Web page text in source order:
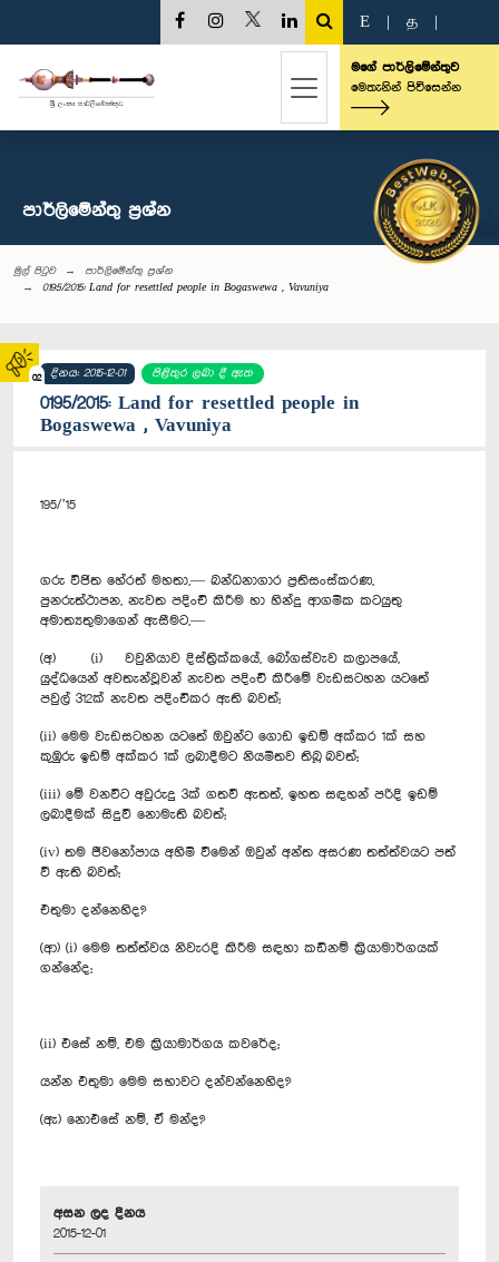
02
E த
මගේ පාර්ලිමේන්තුව
මෙතැනින් පිවිසෙන්න
පාර්ලි‌මේන්තු‌ ප්‍රශ්න
මුල් පිටුව
පාර්ලි‌මේන්තු‌ ප්‍රශ්න
0195/2015: Land for resettled people in Bogaswewa , Vavuniya
දිනය: 2015-12-01 පිළිතුර ලබා දී ඇත
0195/2015: Land for resettled people in
Bogaswewa , Vavuniya
195/’15
ගරු විජිත හේරත් මහතා,— බන්ධනාගාර ප්‍රතිසංස්කරණ,
පුනරුත්ථාපන, නැවත පදිංචි කිරීම හා හින්දු ආගමික කටයුතු
අමාත්‍යතුමාගෙන් ඇසීමට,—
(අ) (i) වවුනියාව දිස්ත්‍රික්කයේ, බෝගස්වැව කලාපයේ,
යුද්ධයෙන් අවතැන්වූවන් නැවත පදිංචි කිරීමේ වැඩසටහන යටතේ
පවුල් 312ක් නැවත පදිංචිකර ඇති බවත්;
(ii) මෙම වැඩසටහන යටතේ ඔවුන්ට ගොඩ ඉඩම් අක්කර 1ක් සහ
කුඹුරු ඉඩම් අක්කර 1ක් ලබාදීමට නියමිතව තිබූ බවත්;
(iii) මේ වනවිට අවුරුදු 3ක් ගතවී ඇතත්, ඉහත සඳහන් පරිදි ඉඩම්
ලබාදීමක් සිදුවී නොමැති බවත්;
(iv) තම ජීවනෝපාය අහිමි වීමෙන් ඔවුන් අන්ත අසරණ තත්ත්වයට පත්
වී ඇති බවත්;
එතුමා දන්නෙහිද?
(ආ) (i) ‍මෙම තත්ත්වය නිවැරදි කිරීම සඳහා කඩිනම් ක්‍රියාමාර්ගයක්
ගන්නේද;
(ii) එසේ නම්, එම ක්‍රියාමාර්ගය කවරේද;
යන්න එතුමා මෙම සභාවට දන්වන්නෙහිද?
(ඇ) නොඑසේ නම්, ඒ මන්ද?
අසන ලද දිනය
2015-12-01